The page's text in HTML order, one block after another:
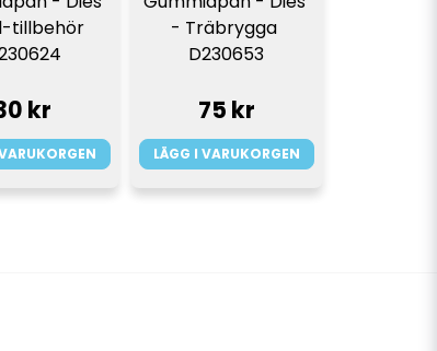
tillbehör
kr
- Träbrygga
D230653
75 kr
LÄGG I VARUKORGEN